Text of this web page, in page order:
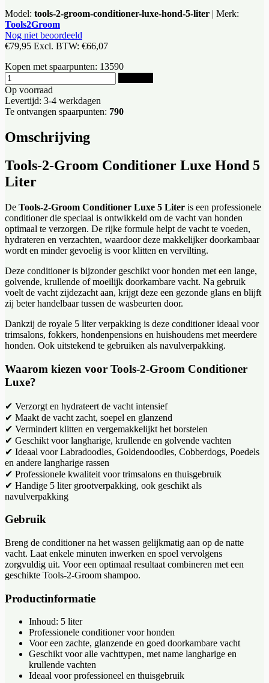
Model: tools-2-groom-conditioner-luxe-hond-5-liter | Merk:
Tools2Groom
Nog niet beoordeeld
€79,95 Excl. BTW: €66,07
Kopen met spaarpunten: 13590
Op voorraad
Levertijd: 3-4 werkdagen
Te ontvangen spaarpunten: 790
Omschrijving
Tools-2-Groom Conditioner Luxe Hond 5
Liter
De Tools-2-Groom Conditioner Luxe 5 Liter is een professionele
conditioner die speciaal is ontwikkeld om de vacht van honden
optimaal te verzorgen. De rijke formule helpt de vacht te voeden,
hydrateren en verzachten, waardoor deze makkelijker doorkambaar
wordt en minder gevoelig is voor klitten en vervilting.
Deze conditioner is bijzonder geschikt voor honden met een lange,
golvende, krullende of moeilijk doorkambare vacht. Na gebruik
voelt de vacht zijdezacht aan, krijgt deze een gezonde glans en blijft
zij beter handelbaar tussen de wasbeurten door.
Dankzij de royale 5 liter verpakking is deze conditioner ideaal voor
trimsalons, fokkers, hondenpensions en huishoudens met meerdere
honden. Ook uitstekend te gebruiken als navulverpakking.
Waarom kiezen voor Tools-2-Groom Conditioner
Luxe?
✔ Verzorgt en hydrateert de vacht intensief
✔ Maakt de vacht zacht, soepel en glanzend
✔ Vermindert klitten en vergemakkelijkt het borstelen
✔ Geschikt voor langharige, krullende en golvende vachten
✔ Ideaal voor Labradoodles, Goldendoodles, Cobberdogs, Poedels
en andere langharige rassen
✔ Professionele kwaliteit voor trimsalons en thuisgebruik
✔ Handige 5 liter grootverpakking, ook geschikt als
navulverpakking
Gebruik
Breng de conditioner na het wassen gelijkmatig aan op de natte
vacht. Laat enkele minuten inwerken en spoel vervolgens
zorgvuldig uit. Voor een optimaal resultaat combineren met een
geschikte Tools-2-Groom shampoo.
Productinformatie
Inhoud: 5 liter
Professionele conditioner voor honden
Voor een zachte, glanzende en goed doorkambare vacht
Geschikt voor alle vachttypen, met name langharige en
krullende vachten
Ideaal voor professioneel en thuisgebruik